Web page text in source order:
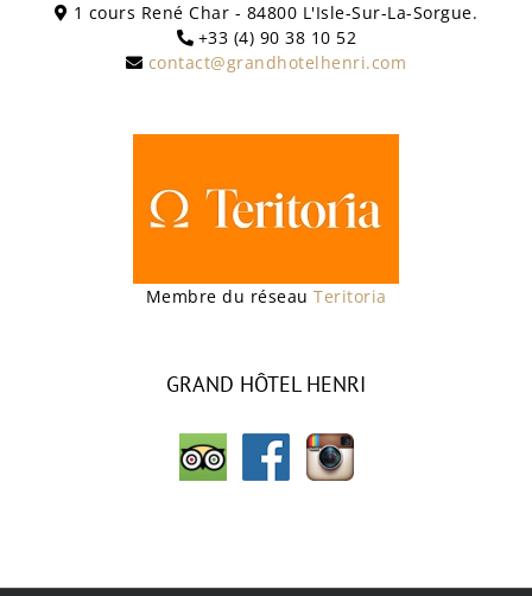
1 cours René Char - 84800 L'Isle-Sur-La-Sorgue.
+33 (4) 90 38 10 52
contact@grandhotelhenri.com
Membre du réseau Teritoria
GRAND HÔTEL HENRI